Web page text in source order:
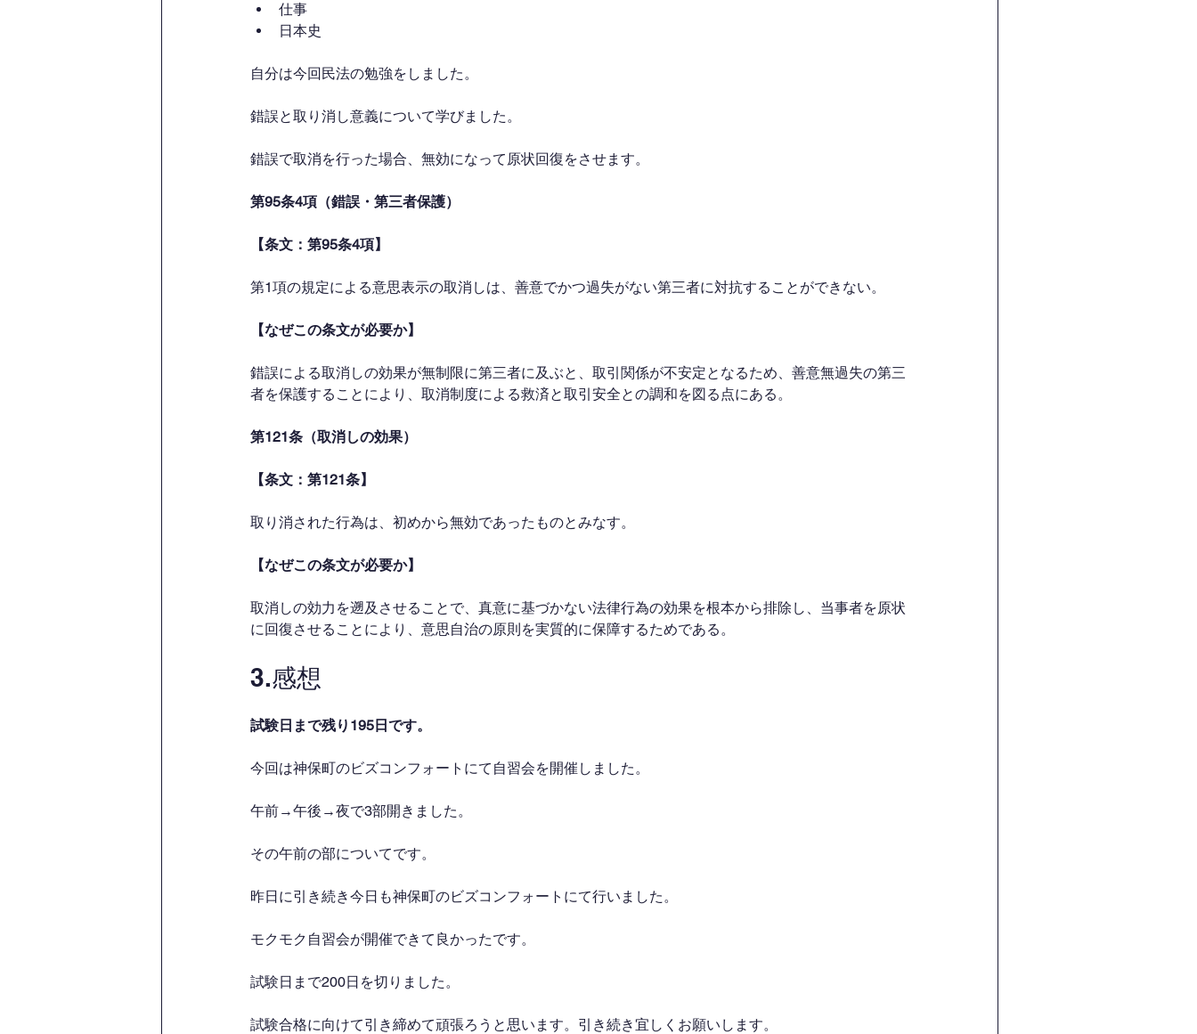
仕事
日本史
自分は今回民法の勉強をしました。
錯誤と取り消し意義について学びました。
錯誤で取消を行った場合、無効になって原状回復をさせます。
第95条4項（錯誤・第三者保護）
【条文：第95条4項】
第1項の規定による意思表示の取消しは、善意でかつ過失がない第三者に対抗することができない。
【なぜこの条文が必要か】
錯誤による取消しの効果が無制限に第三者に及ぶと、取引関係が不安定となるため、善意無過失の第三
者を保護することにより、取消制度による救済と取引安全との調和を図る点にある。
第121条（取消しの効果）
【条文：第121条】
取り消された行為は、初めから無効であったものとみなす。
【なぜこの条文が必要か】
取消しの効力を遡及させることで、真意に基づかない法律行為の効果を根本から排除し、当事者を原状
に回復させることにより、意思自治の原則を実質的に保障するためである。
3.感想
試験日まで残り195日です。
今回は神保町のビズコンフォートにて自習会を開催しました。
午前→午後→夜で3部開きました。
その午前の部についてです。
昨日に引き続き今日も神保町のビズコンフォートにて行いました。
モクモク自習会が開催できて良かったです。
試験日まで200日を切りました。
試験合格に向けて引き締めて頑張ろうと思います。引き続き宜しくお願いします。